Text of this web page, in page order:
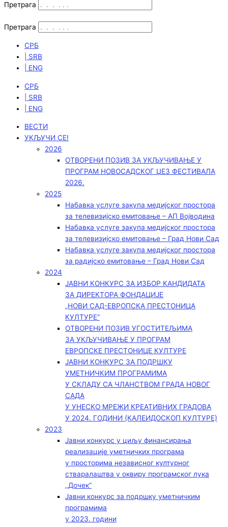
Претрага
Претрага
СРБ
| SRB
| ENG
СРБ
| SRB
| ENG
ВЕСТИ
УКЉУЧИ СЕ!
2026
ОТВОРЕНИ ПОЗИВ ЗА УКЉУЧИВАЊЕ У
ПРОГРАМ НОВОСАДСКОГ ЏЕЗ ФЕСТИВАЛА
2026.
2025
Набавка услуге закупа медијског простора
за телевизијско емитовање – АП Војводинa
Набавка услуге закупа медијског простора
за телевизијско емитовање – Град Нови Сад
Набавка услуге закупа медијског простора
за радијско емитовање – Град Нови Сад
2024
ЈАВНИ КОНКУРС ЗА ИЗБОР КАНДИДАТА
ЗА ДИРЕКТОРА ФОНДАЦИЈЕ
„НОВИ САД-ЕВРОПСКА ПРЕСТОНИЦА
КУЛТУРЕ“
ОТВОРЕНИ ПОЗИВ УГОСТИТЕЉИМА
ЗА УКЉУЧИВАЊЕ У ПРОГРАМ
ЕВРОПСКЕ ПРЕСТОНИЦЕ КУЛТУРЕ
ЈАВНИ КОНКУРС ЗА ПОДРШКУ
УМЕТНИЧКИМ ПРОГРАМИМА
У СКЛАДУ СА ЧЛАНСТВОМ ГРАДА НОВОГ
САДА
У УНЕСКО МРЕЖИ КРЕАТИВНИХ ГРАДОВА
У 2024. ГОДИНИ (КАЛЕИДОСКОП КУЛТУРЕ)
2023
Јавни конкурс у циљу финансирања
реализације уметничких програма
у просторима независног културног
стваралаштва у оквиру програмског лука
„Дочек”
Јавни конкурс за подршку уметничким
програмима
у 2023. години